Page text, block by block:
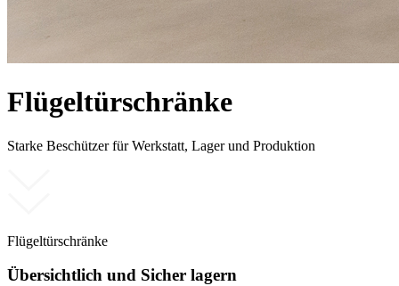
Flügeltürschränke
Starke Beschützer für Werkstatt, Lager und Produktion
Flügeltürschränke
Übersichtlich und Sicher lagern